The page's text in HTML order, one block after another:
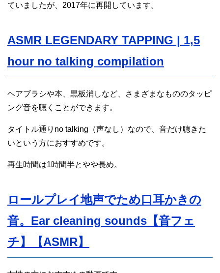
ていましたが、2017年に再開しています。
ASMR LEGENDARY TAPPING | 1,5
hour no talking compilation
ヘアブラシや本、黒板消しなど、さまざまなもののタッピ
ング音を聴くことができます。
タイトル通りno talking（声なし）なので、音だけ聴きた
いという方におすすめです。
再生時間は1時間半とやや長め。
ロールプレイ地声でため口耳かきの
音。Ear cleaning sounds【音フェ
チ】【ASMR】